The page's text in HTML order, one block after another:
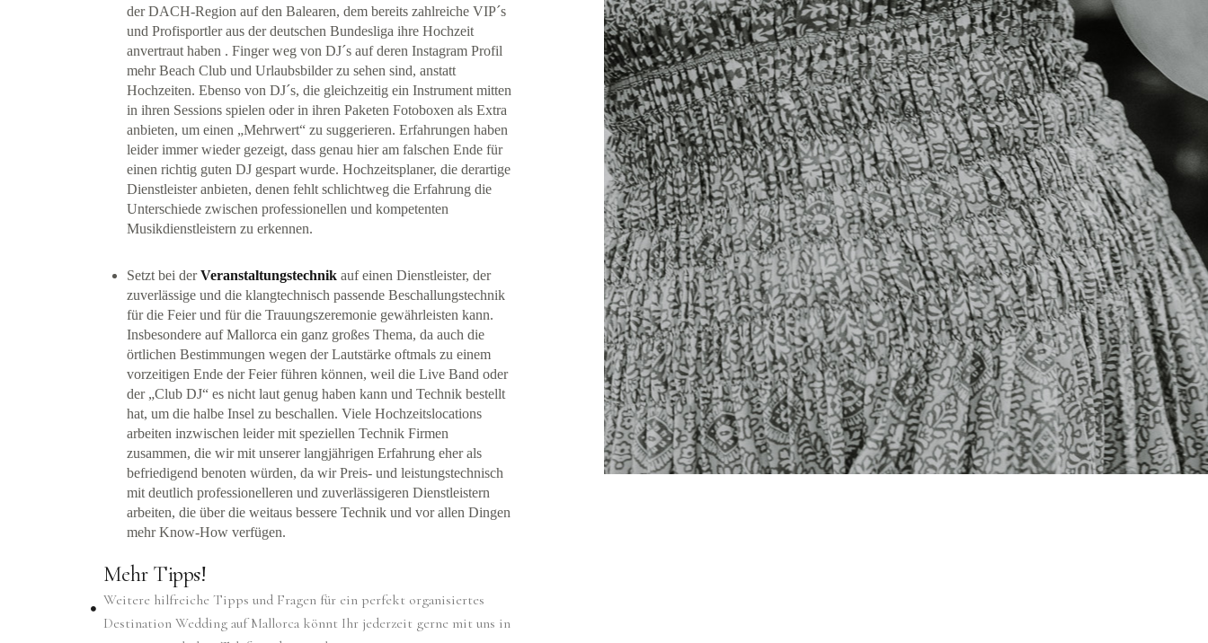
der DACH-Region auf den Balearen, dem bereits zahlreiche VIP´s
und Profisportler aus der deutschen Bundesliga ihre Hochzeit
anvertraut haben . Finger weg von DJ´s auf deren Instagram Profil
mehr Beach Club und Urlaubsbilder zu sehen sind, anstatt
Hochzeiten. Ebenso von DJ´s, die gleichzeitig ein Instrument mitten
in ihren Sessions spielen oder in ihren Paketen Fotoboxen als Extra
anbieten, um einen „Mehrwert“ zu suggerieren. Erfahrungen haben
leider immer wieder gezeigt, dass genau hier am falschen Ende für
einen richtig guten DJ gespart wurde. Hochzeitsplaner, die derartige
Dienstleister anbieten, denen fehlt schlichtweg die Erfahrung die
Unterschiede zwischen professionellen und kompetenten
Musikdienstleistern zu erkennen.
Setzt bei derVeranstaltungstechnikauf einen Dienstleister, der
zuverlässige und die klangtechnisch passende Beschallungstechnik
für die Feier und für die Trauungszeremonie gewährleisten kann.
Insbesondere auf Mallorca ein ganz großes Thema, da auch die
örtlichen Bestimmungen wegen der Lautstärke oftmals zu einem
vorzeitigen Ende der Feier führen können, weil die Live Band oder
der „Club DJ“ es nicht laut genug haben kann und Technik bestellt
hat, um die halbe Insel zu beschallen. Viele Hochzeitslocations
arbeiten inzwischen leider mit speziellen Technik Firmen
zusammen, die wir mit unserer langjährigen Erfahrung eher als
befriedigend benoten würden, da wir Preis- und leistungstechnisch
mit deutlich professionelleren und zuverlässigeren Dienstleistern
arbeiten, die über die weitaus bessere Technik und vor allen Dingen
mehr Know-How verfügen.
Mehr Tipps!
Weitere hilfreiche Tipps und Fragen für ein perfekt organisiertes
Destination Wedding auf Mallorca könnt Ihr jederzeit gerne mit uns in